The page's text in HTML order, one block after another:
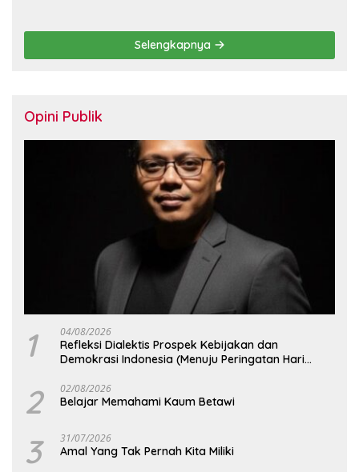
Selengkapnya
Opini Publik
1 04/08/2026
Refleksi Dialektis Prospek Kebijakan dan
Demokrasi Indonesia (Menuju Peringatan Hari
2 02/08/2026
Belajar Memahami Kaum Betawi
3 31/07/2026
Amal Yang Tak Pernah Kita Miliki